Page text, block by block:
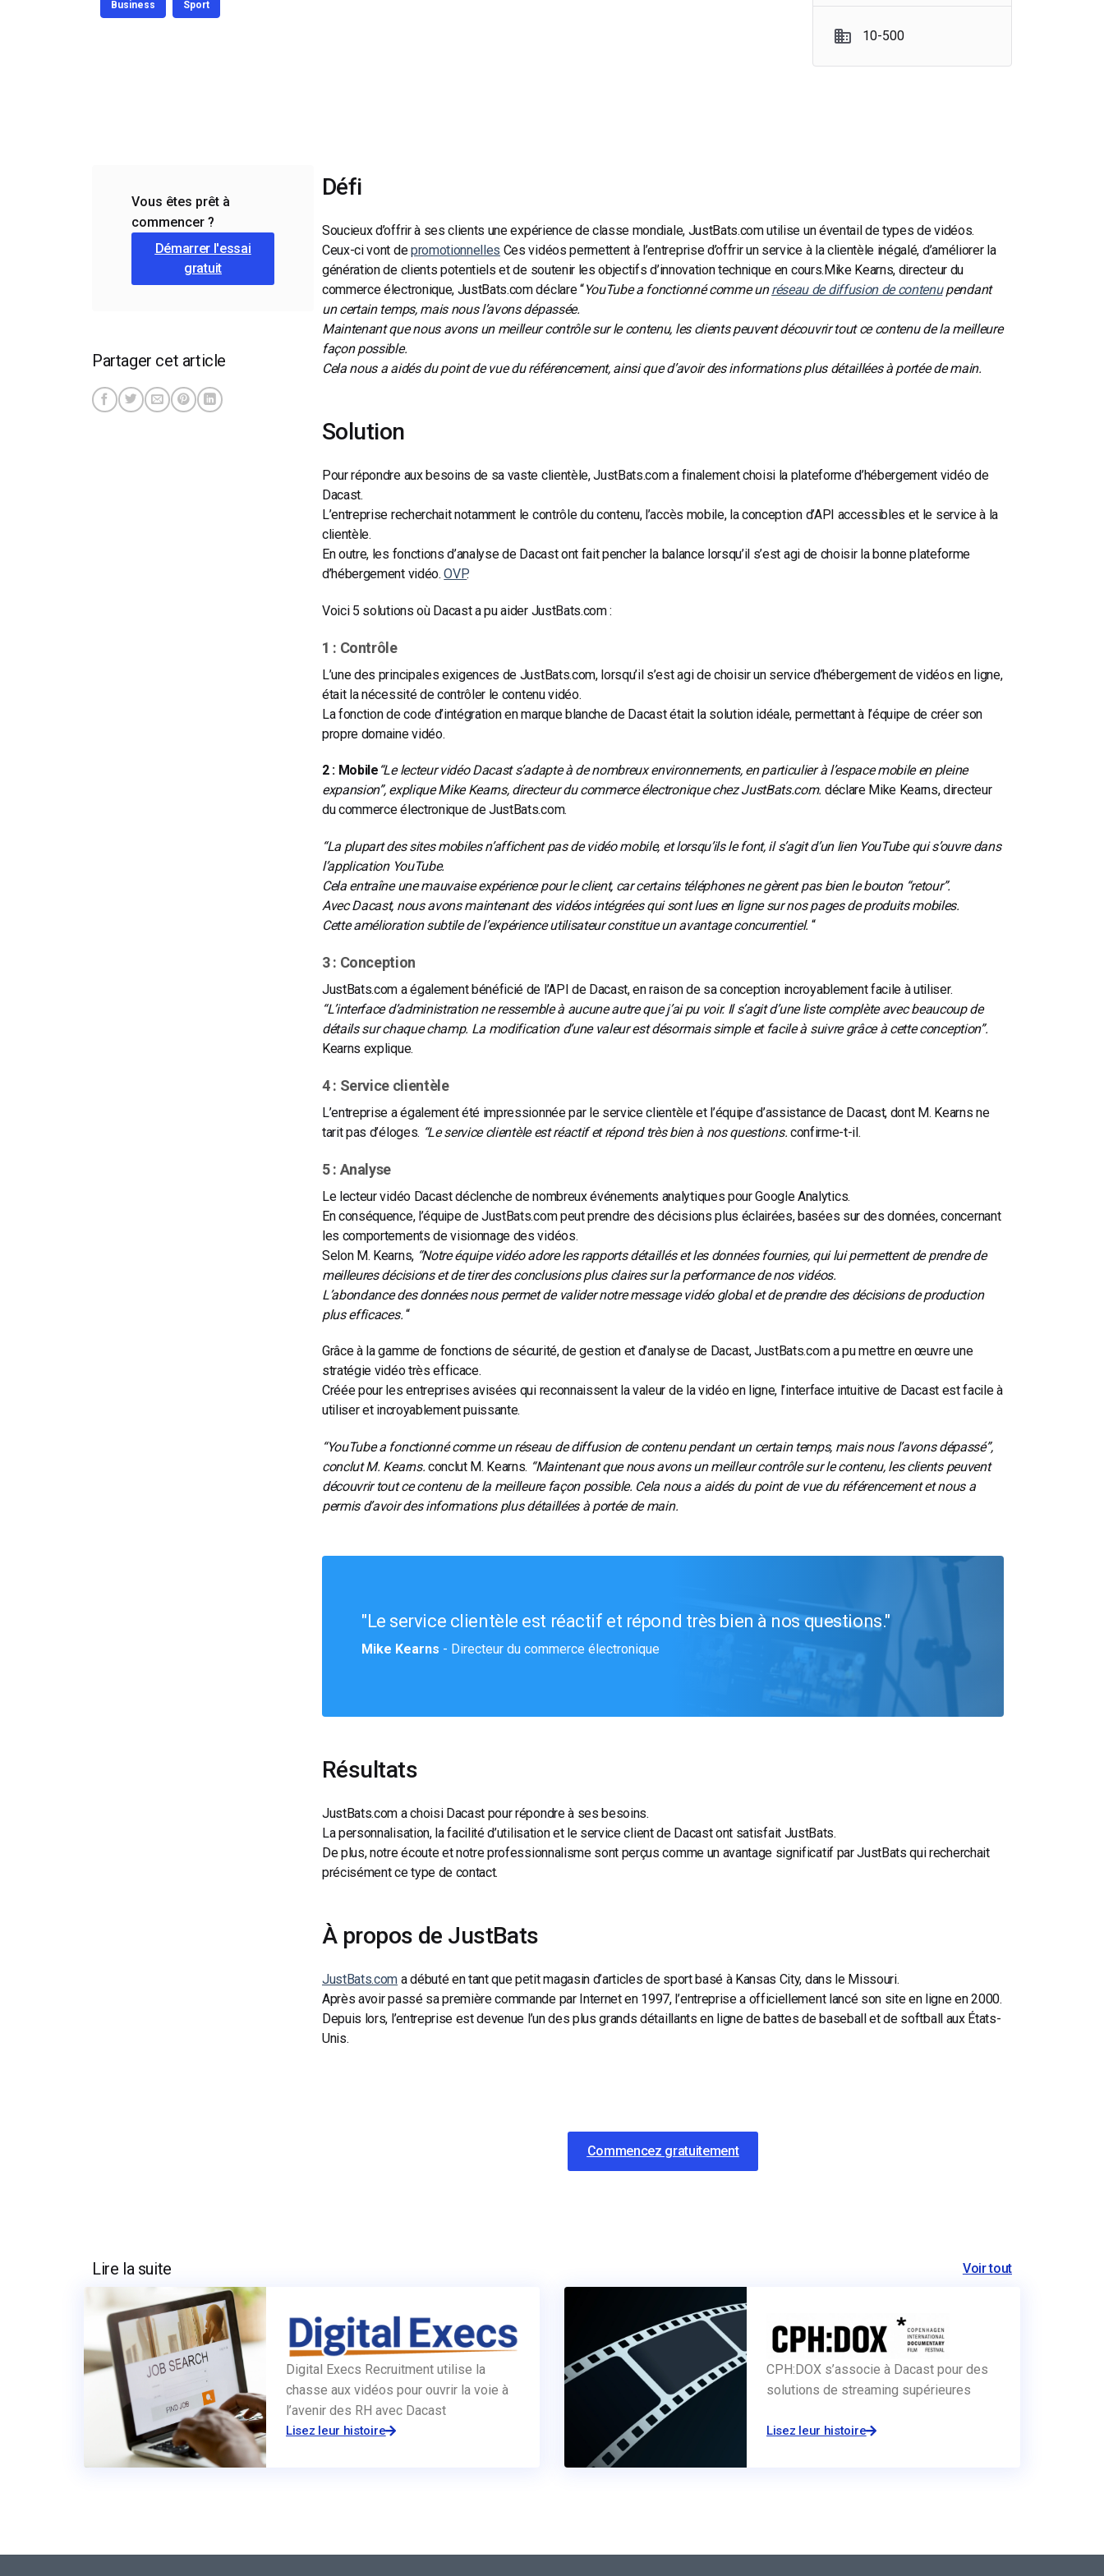
Business Sport
10-500
Vous êtes prêt à
commencer ?
Démarrer l'essai
gratuit
Partager cet article
Défi
Soucieux d’offrir à ses clients une expérience de classe mondiale, JustBats.com utilise un éventail de types de vidéos.
Ceux-ci vont depromotionnelles Ces vidéos permettent à l’entreprise d’offrir un service à la clientèle inégalé, d’améliorer la
génération de clients potentiels et de soutenir les objectifs d’innovation technique en cours.Mike Kearns, directeur du
commerce électronique, JustBats.comdéclare“YouTube a fonctionné comme unréseau de diffusion de contenupendant
un certain temps, mais nous l’avons dépassée.
Maintenant que nous avons un meilleur contrôle sur le contenu, les clients peuvent découvrir tout ce contenu de la meilleure
façon possible.
Cela nous a aidés du point de vue du référencement, ainsi que d’avoir des informations plus détaillées à portée de main.
Solution
Pour répondre aux besoins de sa vaste clientèle, JustBats.com a finalement choisi la plateforme d’hébergement vidéo de
Dacast.
L’entreprise recherchait notamment le contrôle du contenu, l’accès mobile, la conception d’API accessibles et le service à la
clientèle.
En outre, les fonctions d’analyse de Dacast ont fait pencher la balance lorsqu’il s’est agi de choisir la bonne plateforme
d’hébergement vidéo.OVP.
Voici 5 solutions où Dacast a pu aider JustBats.com :
1 : Contrôle
L’une des principales exigences de JustBats.com, lorsqu’il s’est agi de choisir un service d’hébergement de vidéos en ligne,
était la nécessité de contrôler le contenu vidéo.
La fonction de code d’intégration en marque blanche de Dacast était la solution idéale, permettant à l’équipe de créer son
propre domaine vidéo.
2 : Mobile “Le lecteur vidéo Dacast s’adapte à de nombreux environnements, en particulier à l’espace mobile en pleine
expansion”, explique Mike Kearns, directeur du commerce électronique chez JustBats.com. déclare Mike Kearns, directeur
du commerce électronique de JustBats.com.
“La plupart des sites mobiles n’affichent pas de vidéo mobile, et lorsqu’ils le font, il s’agit d’un lien YouTube qui s’ouvre dans
l’application YouTube.
Cela entraîne une mauvaise expérience pour le client, car certains téléphones ne gèrent pas bien le bouton “retour”.
Avec Dacast, nous avons maintenant des vidéos intégrées qui sont lues en ligne sur nos pages de produits mobiles.
Cette amélioration subtile de l’expérience utilisateur constitue un avantage concurrentiel. “
3 : Conception
JustBats.com a également bénéficié de l’API de Dacast, en raison de sa conception incroyablement facile à utiliser.
“L’interface d’administration ne ressemble à aucune autre que j’ai pu voir. Il s’agit d’une liste complète avec beaucoup de
détails sur chaque champ. La modification d’une valeur est désormais simple et facile à suivre grâce à cette conception”.
Kearns explique.
4 : Service clientèle
L’entreprise a également été impressionnée par le service clientèle et l’équipe d’assistance de Dacast, dont M. Kearns ne
tarit pas d’éloges. “Le service clientèle est réactif et répond très bien à nos questions. confirme-t-il.
5 : Analyse
Le lecteur vidéo Dacast déclenche de nombreux événements analytiques pour Google Analytics.
En conséquence, l’équipe de JustBats.com peut prendre des décisions plus éclairées, basées sur des données, concernant
les comportements de visionnage des vidéos.
Selon M. Kearns, “Notre équipe vidéo adore les rapports détaillés et les données fournies, qui lui permettent de prendre de
meilleures décisions et de tirer des conclusions plus claires sur la performance de nos vidéos.
L’abondance des données nous permet de valider notre message vidéo global et de prendre des décisions de production
plus efficaces. “
Grâce à la gamme de fonctions de sécurité, de gestion et d’analyse de Dacast, JustBats.com a pu mettre en œuvre une
stratégie vidéo très efficace.
Créée pour les entreprises avisées qui reconnaissent la valeur de la vidéo en ligne, l’interface intuitive de Dacast est facile à
utiliser et incroyablement puissante.
“YouTube a fonctionné comme un réseau de diffusion de contenu pendant un certain temps, mais nous l’avons dépassé”,
conclut M. Kearns. conclut M. Kearns. “Maintenant que nous avons un meilleur contrôle sur le contenu, les clients peuvent
découvrir tout ce contenu de la meilleure façon possible. Cela nous a aidés du point de vue du référencement et nous a
permis d’avoir des informations plus détaillées à portée de main.
Le service clientèle est réactif et répond très bien à nos questions.
Mike Kearns - Directeur du commerce électronique
Résultats
JustBats.com a choisi Dacast pour répondre à ses besoins.
La personnalisation, la facilité d’utilisation et le service client de Dacast ont satisfait JustBats.
De plus, notre écoute et notre professionnalisme sont perçus comme un avantage significatif par JustBats qui recherchait
précisément ce type de contact.
À propos de JustBats
JustBats.com a débuté en tant que petit magasin d’articles de sport basé à Kansas City, dans le Missouri.
Après avoir passé sa première commande par Internet en 1997, l’entreprise a officiellement lancé son site en ligne en 2000.
Depuis lors, l’entreprise est devenue l’un des plus grands détaillants en ligne de battes de baseball et de softball aux États-
Unis.
Commencez gratuitement
Lire la suite Voir tout
Digital Execs Recruitment utilise la
chasse aux vidéos pour ouvrir la voie à
l’avenir des RH avec Dacast
Lisez leur histoire
CPH:DOX s’associe à Dacast pour des
solutions de streaming supérieures
Lisez leur histoire